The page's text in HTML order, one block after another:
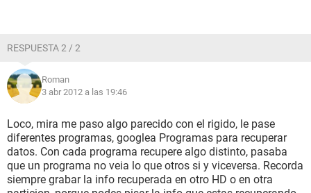
RESPUESTA 2 / 2
Roman
3 abr 2012 a las 19:46
Loco, mira me paso algo parecido con el rigido, le pase
diferentes programas, googlea Programas para recuperar
datos. Con cada programa recupere algo distinto, pasaba
que un programa no veia lo que otros si y viceversa. Recorda
siempre grabar la info recuperada en otro HD o en otra